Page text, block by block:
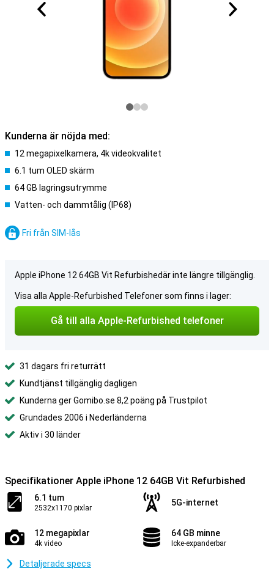
Kunderna är nöjda med:
12 megapixelkamera, 4k videokvalitet
6.1 tum OLED skärm
64 GB lagringsutrymme
Vatten- och dammtålig (IP68)
Fri från SIM-lås
Apple iPhone 12 64GB Vit Refurbishedär inte längre tillgänglig.
Visa alla Apple-Refurbished Telefoner som finns i lager:
Gå till alla Apple-Refurbished telefoner
31 dagars fri returrätt
Kundtjänst tillgänglig dagligen
Kunderna ger Gomibo.se 8,2 poäng på Trustpilot
Grundades 2006 i Nederländerna
Aktiv i 30 länder
Specifikationer Apple iPhone 12 64GB Vit Refurbished
6.1 tum
2532x1170 pixlar
5G-internet
12 megapixlar
4k video
64 GB minne
Icke-expanderbar
Detaljerade specs